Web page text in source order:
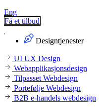
Eng
Få et tilbud
Designtjenester
UI UX Design
Webapplikasjonsdesign
Tilpasset Webdesign
Portefølje Webdesign
B2B e-handels webdesign